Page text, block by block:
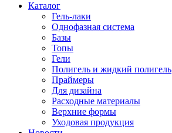
Каталог
Гель-лаки
Однофазная система
Базы
Топы
Гели
Полигель и жидкий полигель
Праймеры
Для дизайна
Расходные материалы
Верхние формы
Уходовая продукция